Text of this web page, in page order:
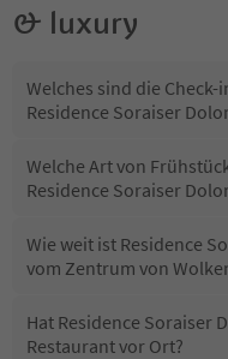
& luxury
Welches sind die
Residence Soraiser
Welche Art von
Residence Soraiser
Wie weit ist Residence
vom Zentrum von
Hat Residence Soraiser
Restaurant vor Ort?